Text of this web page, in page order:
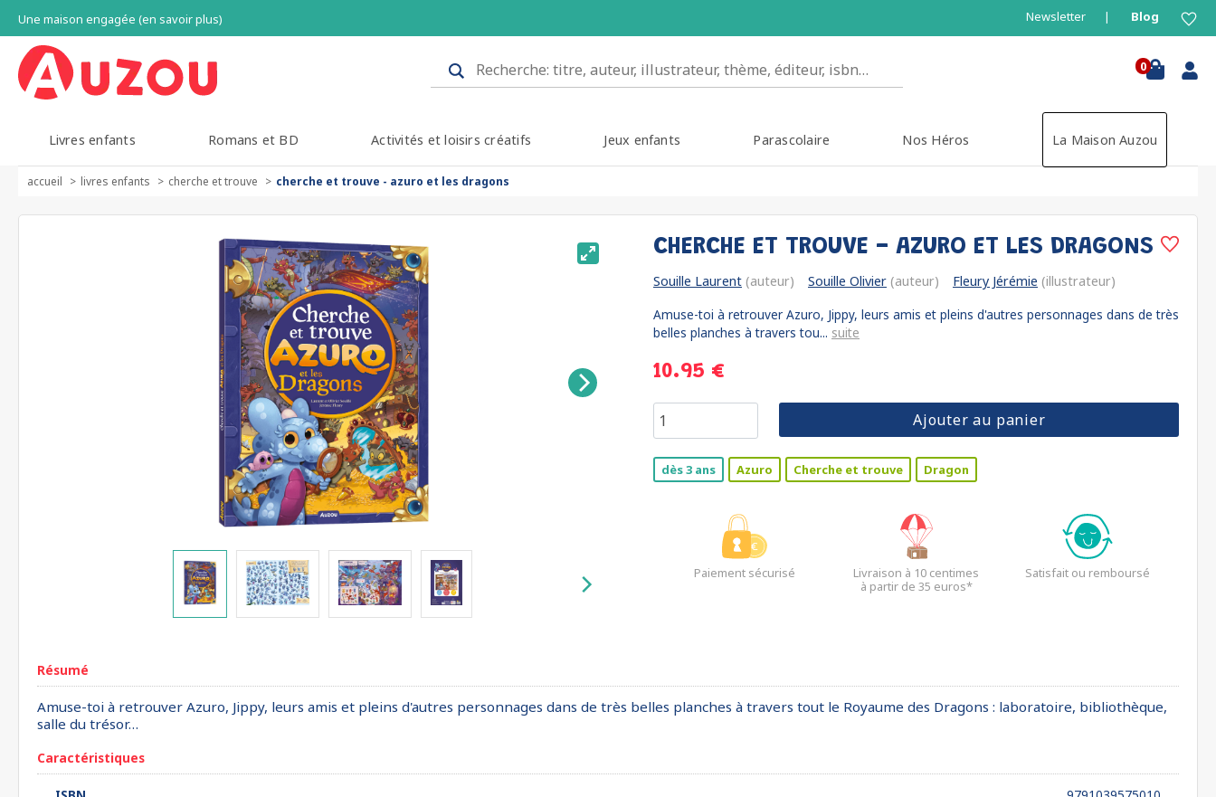
Une maison engagée (en savoir plus) Newsletter Blog
0
Livres enfants Romans et BD Activités et loisirs créatifs Jeux enfants Parascolaire Nos Héros La Maison Auzou
accueil livres enfants cherche et trouve cherche et trouve - azuro et les dragons
CHERCHE ET TROUVE - AZURO ET LES DRAGONS
Souille Laurent (auteur) Souille Olivier (auteur) Fleury Jérémie (illustrateur)
Amuse-toi à retrouver Azuro, Jippy, leurs amis et pleins d'autres personnages dans de très
belles planches à travers tou... suite
10.95 €
Ajouter au panier
dès 3 ans Azuro Cherche et trouve Dragon
Paiement sécurisé
Livraison à 10 centimes
à partir de 35 euros*
Satisfait ou remboursé
Résumé
Amuse-toi à retrouver Azuro, Jippy, leurs amis et pleins d'autres personnages dans de très belles planches à travers tout le Royaume des Dragons : laboratoire, bibliothèque,
salle du trésor…
Caractéristiques